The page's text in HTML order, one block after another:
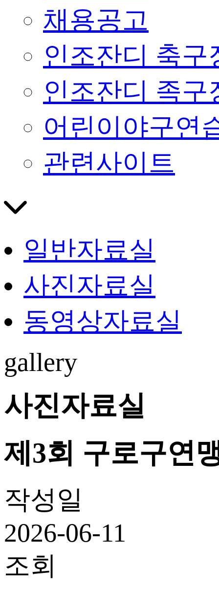
채용공고
인조잔디 축구
인조잔디 족구
어린이야구연
관련사이트
일반자료실
사진자료실
동영상자료실
gallery
사진자료실
제3회 구로구연
작성일
2026-06-11
조회